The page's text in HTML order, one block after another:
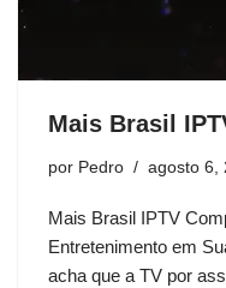
Mais Brasil
por Pedro agosto 6,
Mais Brasil IPTV
Entretenimento em
acha que a TV por